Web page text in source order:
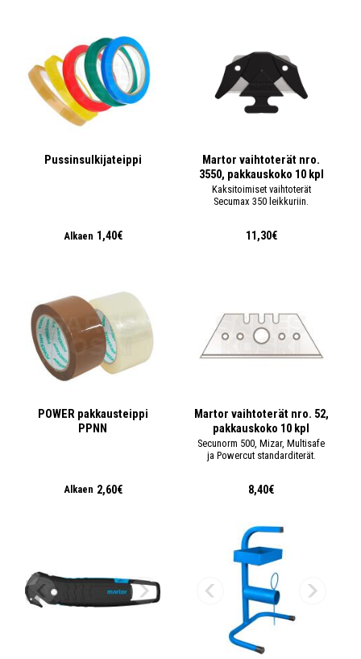
Pussinsulkijateippi
Alkaen 1,40€
Martor vaihtoterät nro.
3550, pakkauskoko 10 kpl
Kaksitoimiset vaihtoterät
Secumax 350 leikkuriin.
11,30€
POWER pakkausteippi
PPNN
Alkaen 2,60€
Martor vaihtoterät nro. 52,
pakkauskoko 10 kpl
Secunorm 500, Mizar, Multisafe
ja Powercut standarditerät.
8,40€